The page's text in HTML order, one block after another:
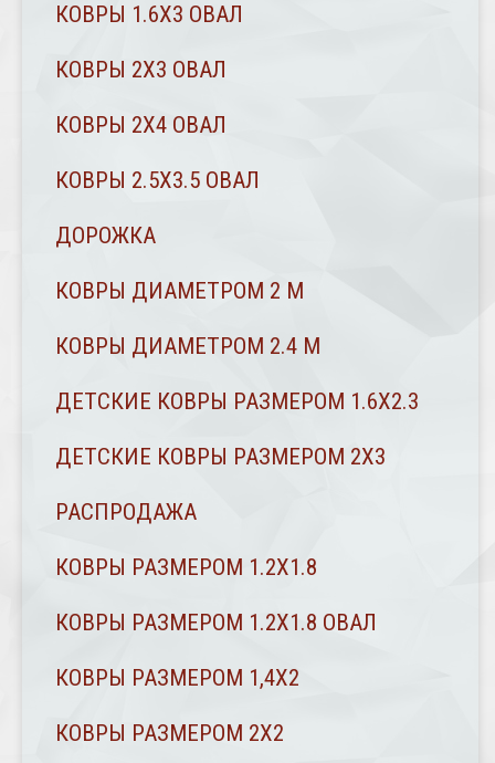
КОВРЫ 1.6Х3 ОВАЛ
КОВРЫ 2X3 ОВАЛ
КОВРЫ 2Х4 ОВАЛ
КОВРЫ 2.5Х3.5 ОВАЛ
ДОРОЖКА
КОВРЫ ДИАМЕТРОМ 2 М
КОВРЫ ДИАМЕТРОМ 2.4 M
ДЕТСКИЕ КОВРЫ РАЗМЕРОМ 1.6Х2.3
ДЕТСКИЕ КОВРЫ РАЗМЕРОМ 2Х3
РАСПРОДАЖА
КОВРЫ РАЗМЕРОМ 1.2Х1.8
КОВРЫ РАЗМЕРОМ 1.2Х1.8 ОВАЛ
КОВРЫ РАЗМЕРОМ 1,4Х2
КОВРЫ РАЗМЕРОМ 2Х2